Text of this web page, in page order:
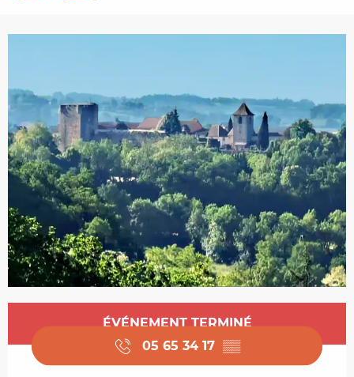
Ouverture et coordonnées
ÉVÉNEMENT TERMINÉ
05 65 34 17 ▒▒